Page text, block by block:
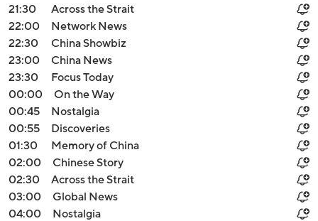
21:30
Across the Strait
22:00
Network News
22:30
China Showbiz
23:00
China News
23:30
Focus Today
00:00
On the Way
00:45
Nostalgia
00:55
Discoveries
01:30
Memory of China
02:00
Chinese Story
02:30
Across the Strait
03:00
Global News
04:00
Nostalgia